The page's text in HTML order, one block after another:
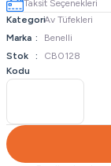
Taksit Seçenekleri
KategoriAv Tüfekleri
Marka
Benelli
Stok
Kodu
CB0128